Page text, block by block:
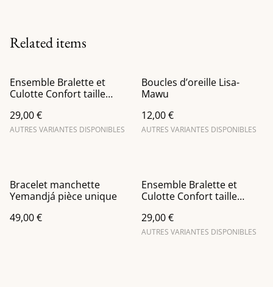
Related items
Ensemble Bralette et
Culotte Confort taille
29,00 €
AUTRES VARIANTES DISPONIBLES
Boucles d’oreille Lisa-
Mawu
12,00 €
AUTRES VARIANTES DISPONIBLES
Bracelet manchette
Yemandjá pièce unique
49,00 €
Ensemble Bralette et
Culotte Confort taille
29,00 €
AUTRES VARIANTES DISPONIBLES